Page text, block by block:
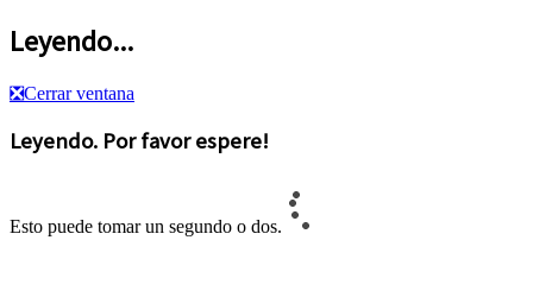
Leyendo...
❎Cerrar ventana
Leyendo. Por favor espere!
Esto puede tomar un segundo o dos.